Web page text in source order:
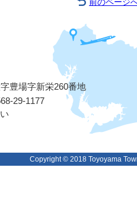
前のページ
豊場字新栄260番地
29-1177
Copyright © 2018 Toyoyama